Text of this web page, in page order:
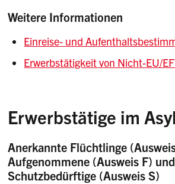
Weitere Informationen
Einreise- und
Erwerbstätigkeit von Nicht-EU/
Erwerbstätige im
Anerkannte Flüchtlinge
Aufgenommene (Ausweis F) und
Schutzbedürftige (Ausweis S)